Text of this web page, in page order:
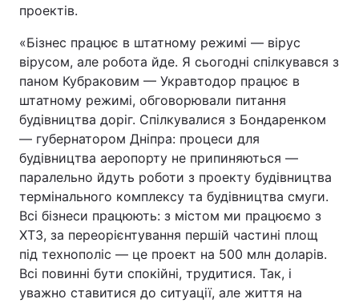
проектів.
«Бізнес працює в штатному режимі — вірус
вірусом, але робота йде. Я сьогодні спілкувався з
паном Кубраковим — Укравтодор працює в
штатному режимі, обговорювали питання
будівництва доріг. Спілкувалися з Бондаренком
— губернатором Дніпра: процеси для
будівництва аеропорту не припиняються —
паралельно йдуть роботи з проекту будівництва
термінального комплексу та будівництва смуги.
Всі бізнеси працюють: з містом ми працюємо з
ХТЗ, за переорієнтування першій частині площ
під технополіс — це проект на 500 млн доларів.
Всі повинні бути спокійні, трудитися. Так, і
уважно ставитися до ситуації, але життя на